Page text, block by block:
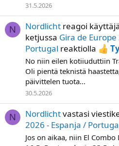
31.5.2026
N Nordlicht reagoi
ketjussa Gira de
Portugal reaktiolla
No niin eilen kotiiuduttiin
Oli pientä teknistä
päivittelen tuota...
30.5.2026
N Nordlichtvastasi
2026 - Espanja /
Jos on aikaa, niin El